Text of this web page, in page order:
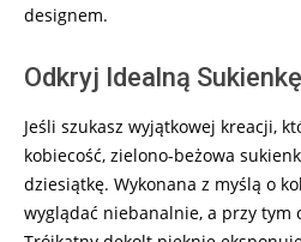
designem.
Odkryj Idealną
Jeśli szukasz wyjątkowej kreacji,
kobiecość, zielono-beżowa
dziesiątkę. Wykonana z myślą o
wyglądać niebanalnie, a przy tym